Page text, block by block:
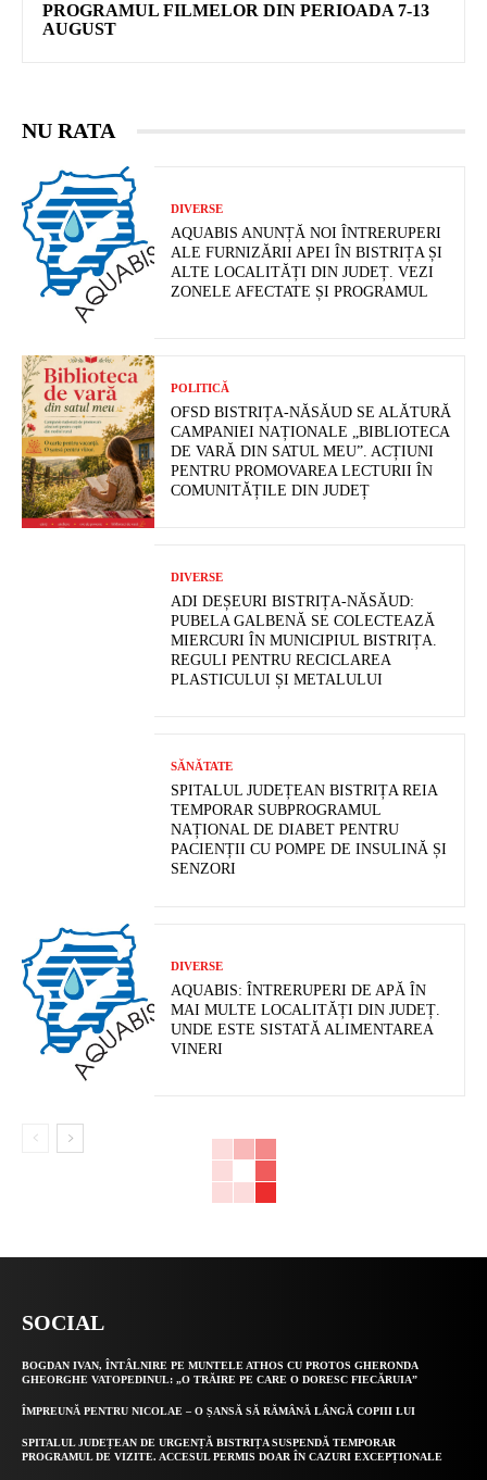
PROGRAMUL FILMELOR DIN PERIOADA 7-13
AUGUST
NU RATA
DIVERSE
AQUABIS ANUNȚĂ NOI ÎNTRERUPERI
ALE FURNIZĂRII APEI ÎN BISTRIȚA ȘI
ALTE LOCALITĂȚI DIN JUDEȚ. VEZI
ZONELE AFECTATE ȘI PROGRAMUL
POLITICĂ
OFSD BISTRIȚA-NĂSĂUD SE ALĂTURĂ
CAMPANIEI NAȚIONALE „BIBLIOTECA
DE VARĂ DIN SATUL MEU”. ACȚIUNI
PENTRU PROMOVAREA LECTURII ÎN
COMUNITĂȚILE DIN JUDEȚ
DIVERSE
ADI DEȘEURI BISTRIȚA-NĂSĂUD:
PUBELA GALBENĂ SE COLECTEAZĂ
MIERCURI ÎN MUNICIPIUL BISTRIȚA.
REGULI PENTRU RECICLAREA
PLASTICULUI ȘI METALULUI
SĂNĂTATE
SPITALUL JUDEȚEAN BISTRIȚA REIA
TEMPORAR SUBPROGRAMUL
NAȚIONAL DE DIABET PENTRU
PACIENȚII CU POMPE DE INSULINĂ ȘI
SENZORI
DIVERSE
AQUABIS: ÎNTRERUPERI DE APĂ ÎN
MAI MULTE LOCALITĂȚI DIN JUDEȚ.
UNDE ESTE SISTATĂ ALIMENTAREA
VINERI
SOCIAL
BOGDAN IVAN, ÎNTÂLNIRE PE MUNTELE ATHOS CU PROTOS GHERONDA
GHEORGHE VATOPEDINUL: „O TRĂIRE PE CARE O DORESC FIECĂRUIA”
ÎMPREUNĂ PENTRU NICOLAE – O ȘANSĂ SĂ RĂMÂNĂ LÂNGĂ COPIII LUI
SPITALUL JUDEȚEAN DE URGENȚĂ BISTRIȚA SUSPENDĂ TEMPORAR
PROGRAMUL DE VIZITE. ACCESUL PERMIS DOAR ÎN CAZURI EXCEPȚIONALE